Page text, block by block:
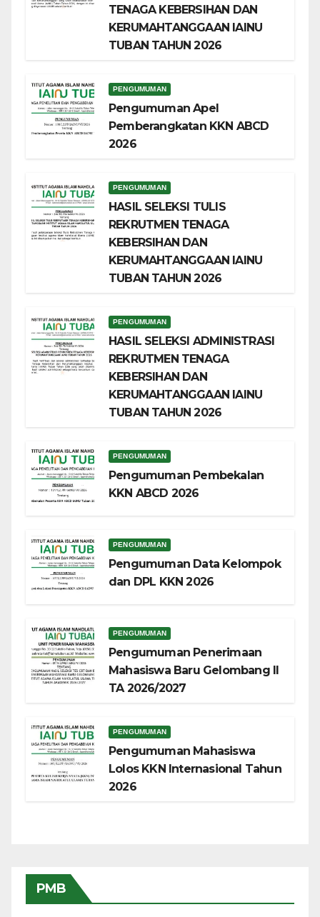
TENAGA KEBERSIHAN DAN
KERUMAHTANGGAAN IAINU
TUBAN TAHUN 2026
PENGUMUMAN
Pengumuman Apel
Pemberangkatan KKN ABCD
2026
PENGUMUMAN
HASIL SELEKSI TULIS
REKRUTMEN TENAGA
KEBERSIHAN DAN
KERUMAHTANGGAAN IAINU
TUBAN TAHUN 2026
PENGUMUMAN
HASIL SELEKSI ADMINISTRASI
REKRUTMEN TENAGA
KEBERSIHAN DAN
KERUMAHTANGGAAN IAINU
TUBAN TAHUN 2026
PENGUMUMAN
Pengumuman Pembekalan
KKN ABCD 2026
PENGUMUMAN
Pengumuman Data Kelompok
dan DPL KKN 2026
PENGUMUMAN
Pengumuman Penerimaan
Mahasiswa Baru Gelombang II
TA 2026/2027
PENGUMUMAN
Pengumuman Mahasiswa
Lolos KKN Internasional Tahun
2026
PMB